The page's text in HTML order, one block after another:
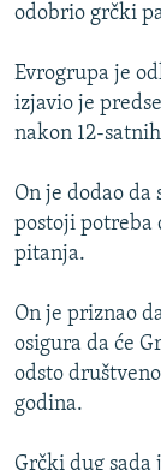
TV LIBERTY
POST SCRIPTUM
TRI DECENIJE OD
SVE KARTE
Sve RFE/RL
odobrio grčki
Evrogrupa je
izjavio je
nakon 12-
On je dodao da
postoji potreba
pitanja.
On je priznao
osigura da će
odsto
godina.
Grčki dug sada